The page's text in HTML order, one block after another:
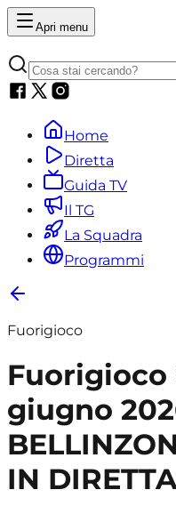
Apri menu
Home
Diretta
Guida TV
Il TG
La Squadra
Programmi
Fuorigioco
Fuorigioco
giugno
IN